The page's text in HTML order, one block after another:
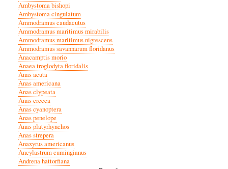
Ambystoma bishopi
Ambystoma cingulatum
Ammodramus caudacutus
Ammodramus maritimus mirabilis
Ammodramus maritimus nigrescens
Ammodramus savannarum floridanus
Anacamptis morio
Anaea troglodyta floridalis
Anas acuta
Anas americana
Anas clypeata
Anas crecca
Anas cyanoptera
Anas penelope
Anas platyrhynchos
Anas strepera
Anaxyrus americanus
Ancylastrum cumingianus
Andrena hattorfiana